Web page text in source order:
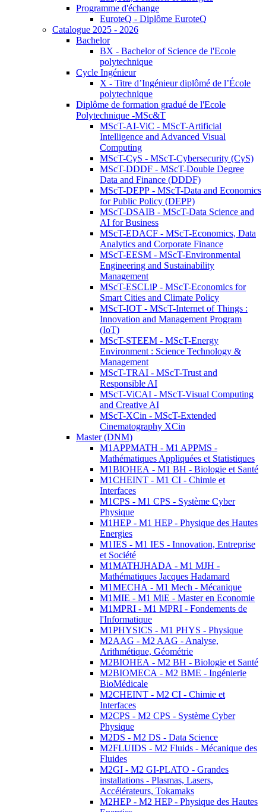
Programme d'échange
EuroteQ - Diplôme EuroteQ
Catalogue 2025 - 2026
Bachelor
BX - Bachelor of Science de l'Ecole
polytechnique
Cycle Ingénieur
X - Titre d’Ingénieur diplômé de l’École
polytechnique
Diplôme de formation gradué de l'Ecole
Polytechnique -MSc&T
MScT-AI-ViC - MScT-Artificial
Intelligence and Advanced Visual
Computing
MScT-CyS - MScT-Cybersecurity (CyS)
MScT-DDDF - MScT-Double Degree
Data and Finance (DDDF)
MScT-DEPP - MScT-Data and Economics
for Public Policy (DEPP)
MScT-DSAIB - MScT-Data Science and
AI for Business
MScT-EDACF - MScT-Economics, Data
Analytics and Corporate Finance
MScT-EESM - MScT-Environmental
Engineering and Sustainability
Management
MScT-ESCLiP - MScT-Economics for
Smart Cities and Climate Policy
MScT-IOT - MScT-Internet of Things :
Innovation and Management Program
(IoT)
MScT-STEEM - MScT-Energy
Environment : Science Technology &
Management
MScT-TRAI - MScT-Trust and
Responsible AI
MScT-ViCAI - MScT-Visual Computing
and Creative AI
MScT-XCin - MScT-Extended
Cinematography XCin
Master (DNM)
M1APPMATH - M1 APPMS -
Mathématiques Appliquées et Statistiques
M1BIOHEA - M1 BH - Biologie et Santé
M1CHEINT - M1 CI - Chimie et
Interfaces
M1CPS - M1 CPS - Système Cyber
Physique
M1HEP - M1 HEP - Physique des Hautes
Energies
M1IES - M1 IES - Innovation, Entreprise
et Société
M1MATHJHADA - M1 MJH -
Mathématiques Jacques Hadamard
M1MECHA - M1 Mech - Mécanique
M1MIE - M1 MiE - Master en Economie
M1MPRI - M1 MPRI - Fondements de
l'Informatique
M1PHYSICS - M1 PHYS - Physique
M2AAG - M2 AAG - Analyse,
Arithmétique, Géométrie
M2BIOHEA - M2 BH - Biologie et Santé
M2BIOMECA - M2 BME - Ingénierie
BioMédicale
M2CHEINT - M2 CI - Chimie et
Interfaces
M2CPS - M2 CPS - Système Cyber
Physique
M2DS - M2 DS - Data Science
M2FLUIDS - M2 Fluids - Mécanique des
Fluides
M2GI - M2 GI-PLATO - Grandes
installations - Plasmas, Lasers,
Accélérateurs, Tokamaks
M2HEP - M2 HEP - Physique des Hautes